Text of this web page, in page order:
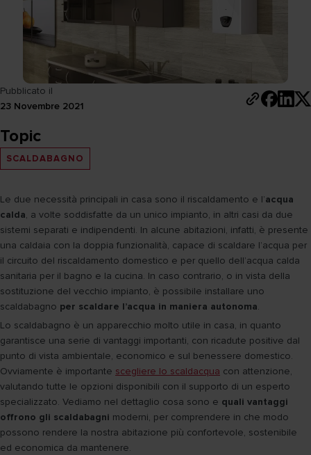
Pubblicato il
23 Novembre 2021
Topic
SCALDABAGNO
Le due necessità principali in casa sono il riscaldamento e l’acqua
calda, a volte soddisfatte da un unico impianto, in altri casi da due
sistemi separati e indipendenti. In alcune abitazioni, infatti, è presente
una caldaia con la doppia funzionalità, capace di scaldare l’acqua per
il circuito del riscaldamento domestico e per quello dell’acqua calda
sanitaria per il bagno e la cucina. In caso contrario, o in vista della
sostituzione del vecchio impianto, è possibile installare uno
scaldabagno per scaldare l’acqua in maniera autonoma.
Lo scaldabagno è un apparecchio molto utile in casa, in quanto
garantisce una serie di vantaggi importanti, con ricadute positive dal
punto di vista ambientale, economico e sul benessere domestico.
Ovviamente è importante scegliere lo scaldacqua con attenzione,
valutando tutte le opzioni disponibili con il supporto di un esperto
specializzato. Vediamo nel dettaglio cosa sono e quali vantaggi
offrono gli scaldabagni moderni, per comprendere in che modo
possono rendere la nostra abitazione più confortevole, sostenibile
ed economica da mantenere.